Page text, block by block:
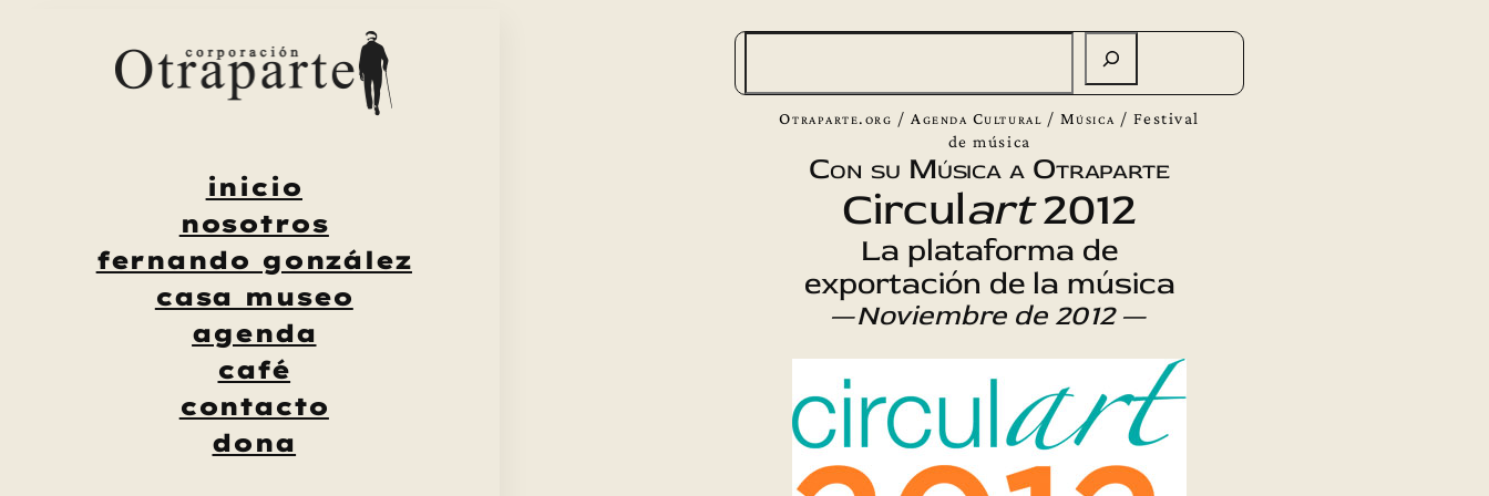
inicio
nosotros
fernando gonzález
casa museo
agenda
café
contacto
dona
Otraparte.org / Agenda Cultural / Música / Festival
de música
Con su Música a Otraparte
Circulart2012
La plataforma de
exportación de la música
—Noviembre de 2012—